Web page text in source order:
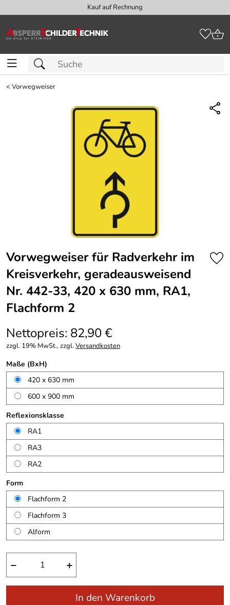
Kauf auf Rechnung
<Vorwegweiser
Vorwegweiser für Radverkehr im
Kreisverkehr, geradeausweisend
Nr. 442-33, 420 x 630 mm, RA1,
Flachform 2
Nettopreis: 82,90 €
zzgl. 19% MwSt., zzgl.Versandkosten
Maße (BxH)
420 x 630 mm
600 x 900 mm
Reflexionsklasse
RA1
RA3
RA2
Form
Flachform 2
Flachform 3
Alform
− +
In den Warenkorb